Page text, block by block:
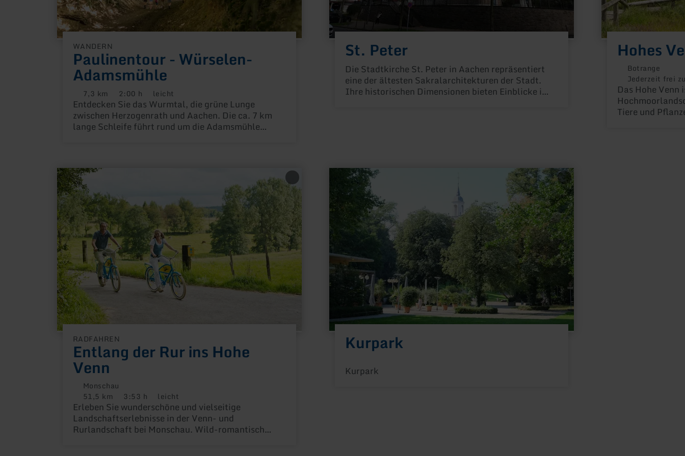
WANDERN
Paulinentour - Würselen-
Adamsmühle
Distanz:
7,3 km Dauer:
2:00 h Anforderung:
leicht
Entdecken Sie das Wurmtal, die grüne Lunge
zwischen Herzogenrath und Aachen. Die ca. 7 km
lange Schleife führt rund um die Adamsmühle
St. Peter
Die Stadtkirche St. Peter in Aachen repräsentiert
eine der ältesten Sakralarchitekturen der Stadt.
Ihre historischen Dimensionen bieten Einblicke in
Hohes
Botrange
Jederzeit frei
Das Hohe
Tiere und
RADFAHREN
Entlang der Rur ins Hohe
Venn
Monschau
Distanz:
51,5 km Dauer:
3:53 h Anforderung:
leicht
Erleben Sie wunderschöne und vielseitige
Landschaftserlebnisse in der Venn- und
Rurlandschaft bei Monschau. Wild-romantisch
mehr
erfahren
zu:
Entlang
der
Rur
ins
Hohe
Venn
Kurpark
Kurpark
erfahren
Kurpark